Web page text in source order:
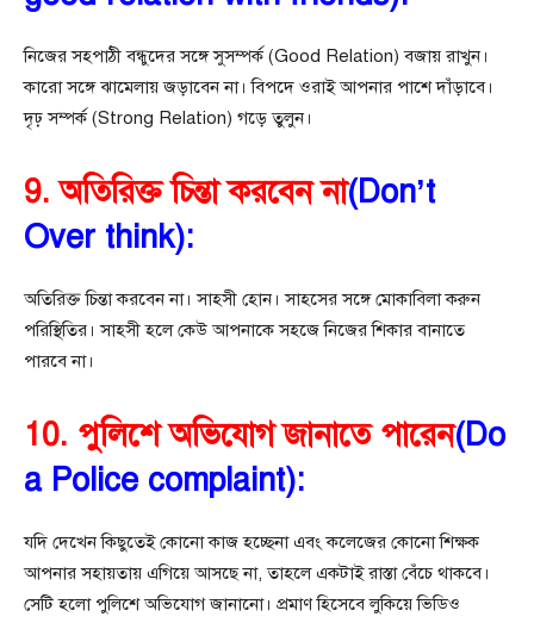
নিজের সহপাঠী বন্ধুদের সঙ্গে সুসম্পর্ক (Good Relation) বজায় রাখুন।
কারো সঙ্গে ঝামেলায় জড়াবেন না। বিপদে ওরাই আপনার পাশে দাঁড়াবে।
দৃঢ় সম্পর্ক (Strong Relation) গড়ে তুলুন।
9. অতিরিক্ত চিন্তা করবেন না(Don’t
Over think):
অতিরিক্ত চিন্তা করবেন না। সাহসী হোন। সাহসের সঙ্গে মোকাবিলা করুন
পরিস্থিতির। সাহসী হলে কেউ আপনাকে সহজে নিজের শিকার বানাতে
পারবে না।
10. পুলিশে অভিযোগ জানাতে পারেন(Do
a Police complaint):
যদি দেখেন কিছুতেই কোনো কাজ হচ্ছেনা এবং কলেজের কোনো শিক্ষক
আপনার সহায়তায় এগিয়ে আসছে না, তাহলে একটাই রাস্তা বেঁচে থাকবে।
সেটি হলো পুলিশে অভিযোগ জানানো। প্রমাণ হিসেবে লুকিয়ে ভিডিও